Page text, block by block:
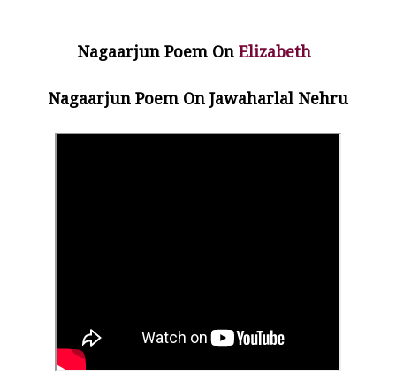
Nagaarjun PoemOnElizabeth
Nagaarjun Poem OnJawaharlal Nehru